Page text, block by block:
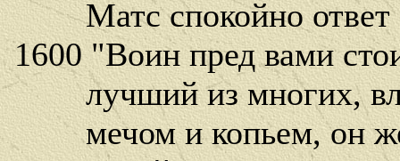
Матс спокойно ответ
1600 "Воин пред вами
лучший из многих,
мечом и копьем, он